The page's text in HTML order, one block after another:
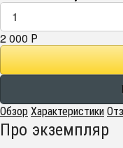
2 000 Р
ОбзорХарактеристики
Про экземпляр